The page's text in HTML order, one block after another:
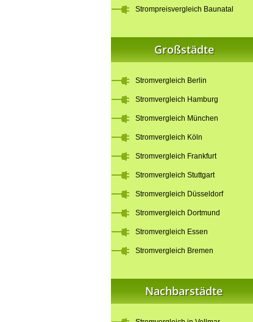
Strompreisvergleich Baunatal
Großstädte
Stromvergleich Berlin
Stromvergleich Hamburg
Stromvergleich München
Stromvergleich Köln
Stromvergleich Frankfurt
Stromvergleich Stuttgart
Stromvergleich Düsseldorf
Stromvergleich Dortmund
Stromvergleich Essen
Stromvergleich Bremen
Nachbarstädte